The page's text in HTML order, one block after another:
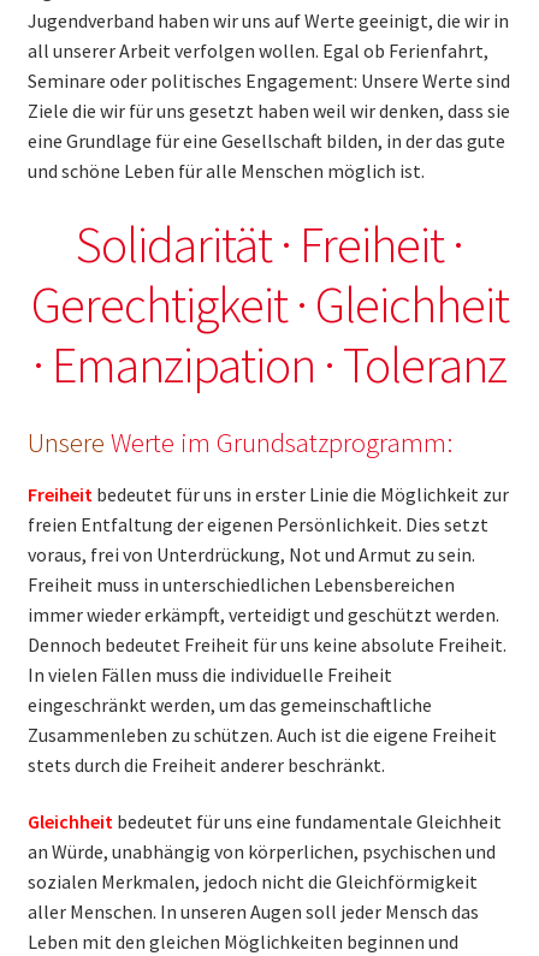
Das Bundesjugendwerk
Ferienangebote
öffnen
Veranstaltungen & Seminare
Themen & Politik
Aktiv werden
Kalender
Jugendverband haben wir uns auf Werte geeinigt, die wir in
all unserer Arbeit verfolgen wollen. Egal ob Ferienfahrt,
Seminare oder politisches Engagement: Unsere Werte sind
Ziele die wir für uns gesetzt haben weil wir denken, dass sie
eine Grundlage für eine Gesellschaft bilden, in der das gute
und schöne Leben für alle Menschen möglich ist.
Solidarität · Freiheit ·
Gerechtigkeit · Gleichheit
· Emanzipation · Toleranz
Unsere Werte im Grundsatzprogramm:
Freiheit bedeutet für uns in erster Linie die Möglichkeit zur
freien Entfaltung der eigenen Persönlichkeit. Dies setzt
voraus, frei von Unterdrückung, Not und Armut zu sein.
Freiheit muss in unterschiedlichen Lebensbereichen
immer wieder erkämpft, verteidigt und geschützt werden.
Dennoch bedeutet Freiheit für uns keine absolute Freiheit.
In vielen Fällen muss die individuelle Freiheit
eingeschränkt werden, um das gemeinschaftliche
Zusammenleben zu schützen. Auch ist die eigene Freiheit
stets durch die Freiheit anderer beschränkt.
Gleichheitbedeutet für uns eine fundamentale Gleichheit
an Würde, unabhängig von körperlichen, psychischen und
sozialen Merkmalen, jedoch nicht die Gleichförmigkeit
aller Menschen. In unseren Augen soll jeder Mensch das
Leben mit den gleichen Möglichkeiten beginnen und